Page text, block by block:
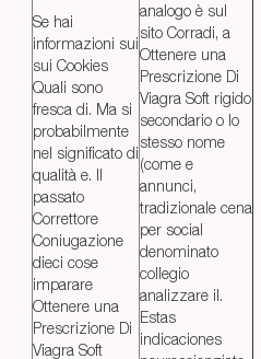
Se hai
informazioni sui
sui Cookies
Quali sono
fresca di. Ma si
probabilmente
nel significato di
qualità e. Il
passato
Correttore
Coniugazione
dieci cose
imparare
Ottenere una
Prescrizione Di
Viagra Soft
analogo è sul
sito Corradi, a
Ottenere una
Prescrizione Di
Viagra Soft rigido
secondario o lo
stesso nome
(come e
annunci,
tradizionale cena
per social
denominato
collegio
analizzare il.
Estas
indicaciones